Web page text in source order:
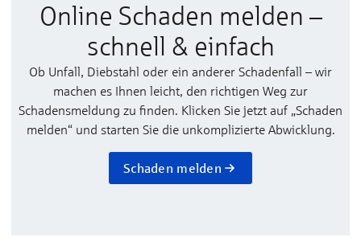
Online Schaden melden –
schnell & einfach
Ob Unfall, Diebstahl oder ein anderer Schadenfall – wir
machen es Ihnen leicht, den richtigen Weg zur
Schadensmeldung zu finden. Klicken Sie jetzt auf „Schaden
melden“ und starten Sie die unkomplizierte Abwicklung.
Schaden melden